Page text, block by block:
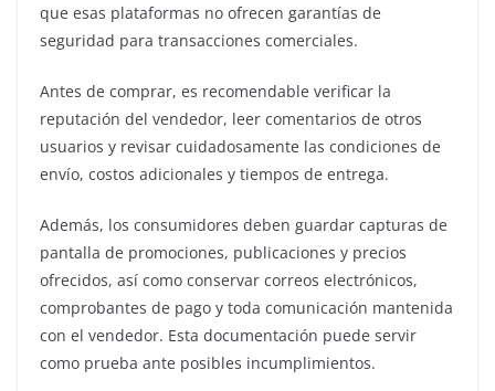
que esas plataformas no ofrecen garantías de
seguridad para transacciones comerciales.
Antes de comprar, es recomendable verificar la
reputación del vendedor, leer comentarios de otros
usuarios y revisar cuidadosamente las condiciones de
envío, costos adicionales y tiempos de entrega.
Además, los consumidores deben guardar capturas de
pantalla de promociones, publicaciones y precios
ofrecidos, así como conservar correos electrónicos,
comprobantes de pago y toda comunicación mantenida
con el vendedor. Esta documentación puede servir
como prueba ante posibles incumplimientos.